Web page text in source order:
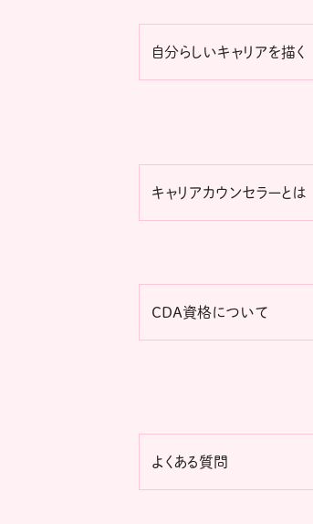
自分らしいキャリアを描く
キャリアカウンセラーとは
CDA資格について
よくある質問